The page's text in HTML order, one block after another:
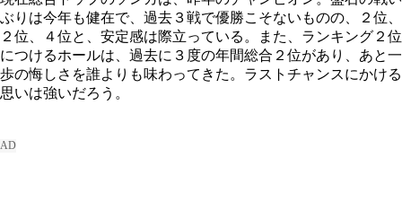
ぶりは今年も健在で、過去３戦で優勝こそないものの、２位、
２位、４位と、安定感は際立っている。また、ランキング２位
につけるホールは、過去に３度の年間総合２位があり、あと一
歩の悔しさを誰よりも味わってきた。ラストチャンスにかける
思いは強いだろう。